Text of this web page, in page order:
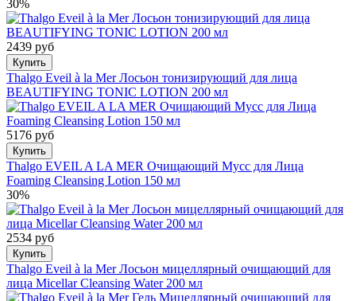
30%
2439 руб
Купить
Thalgo Eveil à la Mer Лосьон тонизирующий для лица
BEAUTIFYING TONIC LOTION 200 мл
5176 руб
Купить
Thalgo EVEIL A LA MER Очищающий Мусс для Лица
Foaming Cleansing Lotion 150 мл
30%
2534 руб
Купить
Thalgo Eveil à la Mer Лосьон мицеллярный очищающий для
лица Micellar Cleansing Water 200 мл